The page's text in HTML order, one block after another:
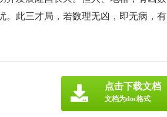
。此三才局，若数理无凶，即无病，有
点击下载文档
文档为doc格式